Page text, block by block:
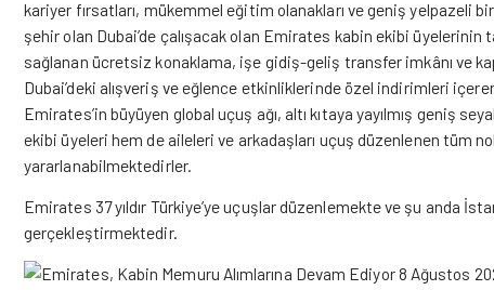
kariyer fırsatları, mükemmel eğitim olanakları ve geniş yelpazeli
şehir olan Dubai’de çalışacak olan Emirates kabin ekibi
sağlanan ücretsiz konaklama, işe gidiş-geliş transfer imkânı ve
Dubai’deki alışveriş ve eğlence etkinliklerinde özel indirimleri
Emirates’in büyüyen global uçuş ağı, altı kıtaya yayılmış geniş
ekibi üyeleri hem de aileleri ve arkadaşları uçuş düzenlenen tüm
yararlanabilmektedirler.
Emirates 37 yıldır Türkiye’ye uçuşlar düzenlemekte ve şu anda
gerçekleştirmektedir.